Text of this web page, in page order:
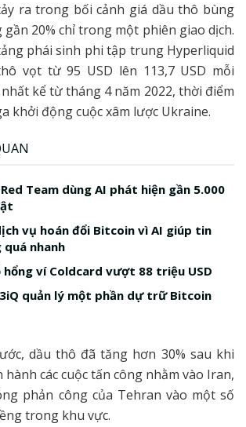
ra trong bối cảnh giá dầu thô bùng
20% chỉ trong một phiên giao dịch.
phái sinh phi tập trung Hyperliquid
vọt từ 95 USD lên 113,7 USD mỗi
kể từ tháng 4 năm 2022, thời điểm
khởi động cuộc xâm lược Ukraine.
Team dùng AI phát hiện gần 5.000
vụ hoán đổi Bitcoin vì AI giúp tin
nhanh
ví Coldcard vượt 88 triệu USD
3iQ quản lý một phần dự trữ Bitcoin
dầu thô đã tăng hơn 30% sau khi
hành các cuộc tấn công nhằm vào Iran,
phản công của Tehran vào một số
trong khu vực.